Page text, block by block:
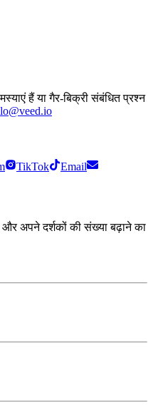
हैं या गैर-बिक्री संबंधित प्रश्न
TikTok Email
और अपने दर्शकों की संख्या बढ़ाने का